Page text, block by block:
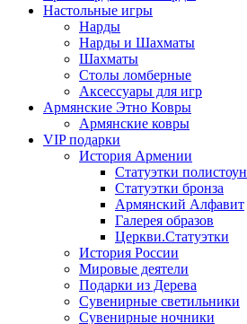
Настольные игры
Нарды
Нарды и Шахматы
Шахматы
Столы ломберные
Аксессуары для игр
Армянские Этно Ковры
Армянские ковры
VIP подарки
История Армении
Статуэтки полистоун
Статуэтки бронза
Армянский Алфавит
Галерея образов
Церкви.Статуэтки
История России
Мировые деятели
Подарки из Дерева
Сувенирные светильники
Сувенирные ночники